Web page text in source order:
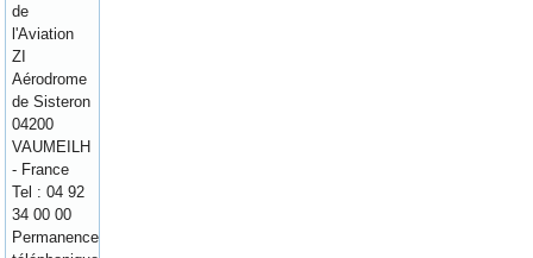
de
l'Aviation
ZI
Aérodrome
de Sisteron
04200
VAUMEILH
- France
Tel : 04 92
34 00 00
Permanence